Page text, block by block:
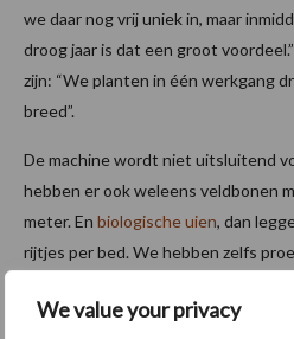
We value your privacy
we daar nog vrij uniek in, maar
droog jaar is dat een groot
zijn: “We planten in één werkgang
breed”.
De machine wordt niet uitsluitend
hebben er ook weleens veldbonen
meter. En biologische uien, dan
rijtjes per bed. We hebben zelfs
succes.”